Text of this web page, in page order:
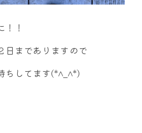
！
日までありますので
ちしてます(*^_^*)